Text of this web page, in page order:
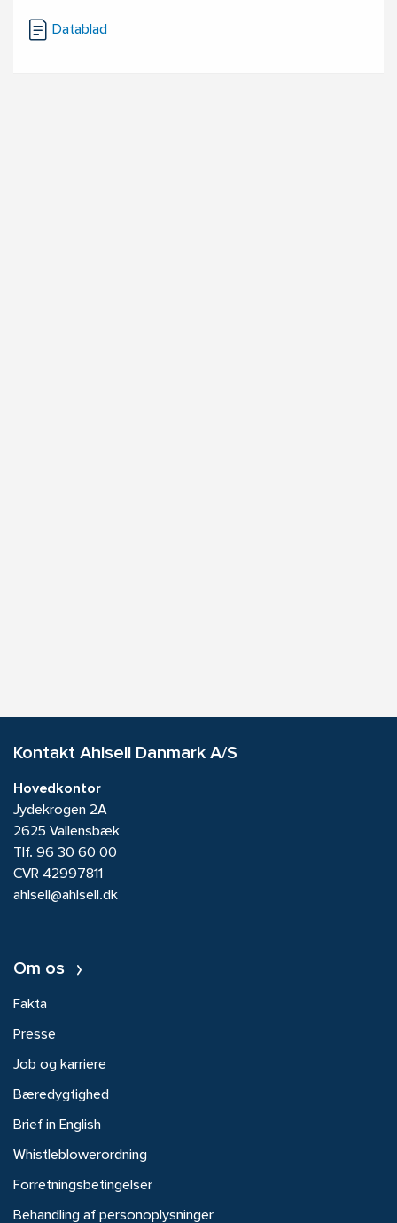
Datablad
Kontakt Ahlsell Danmark A/S
Hovedkontor
Jydekrogen 2A
2625 Vallensbæk
Tlf. 96 30 60 00
CVR 42997811
ahlsell@ahlsell.dk
Om os
Fakta
Presse
Job og karriere
Bæredygtighed
Brief in English
Whistleblowerordning
Forretningsbetingelser
Behandling af personoplysninger